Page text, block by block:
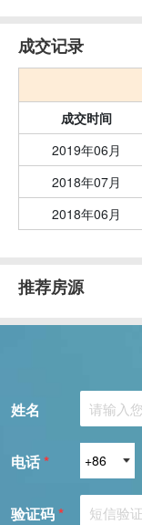
成交记录
成交时间
2019年06月
2018年07月
2018年06月
推荐房源
姓名
电话*
验证码*